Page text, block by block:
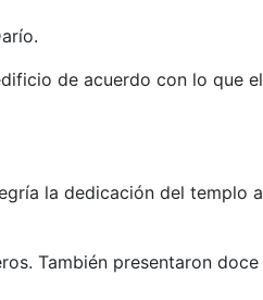
de acuerdo con lo que el
la dedicación del templo a
También presentaron doce